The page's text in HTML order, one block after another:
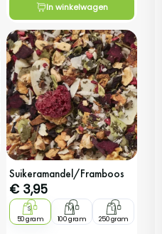
In winkelwagen
Suikeramandel/Framboos
€ 3,95
S
50 gram
M
100 gram
L
250 gram